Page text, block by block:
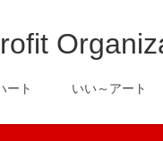
ート いい～アート